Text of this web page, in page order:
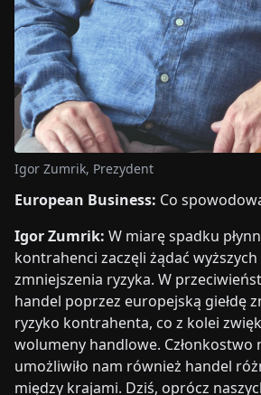
Igor Zumrik, Prezydent
European Business: Co
Igor Zumrik: W miarę spadku
kontrahenci zaczęli żądać
zmniejszenia ryzyka. W
handel poprzez europejską giełdę
ryzyko kontrahenta, co z kolei
wolumeny handlowe. Członkostwo
umożliwiło nam również handel
między krajami. Dziś, oprócz